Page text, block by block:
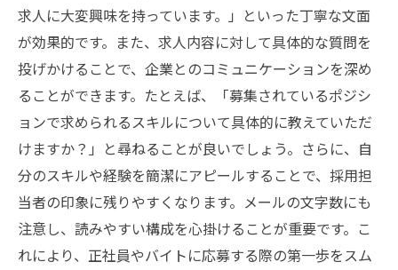
求人に大変興味を持っています。」といった丁寧な文面
が効果的です。また、求人内容に対して具体的な質問を
投げかけることで、企業とのコミュニケーションを深め
ることができます。たとえば、「募集されているポジシ
ョンで求められるスキルについて具体的に教えていただ
けますか？」と尋ねることが良いでしょう。さらに、自
分のスキルや経験を簡潔にアピールすることで、採用担
当者の印象に残りやすくなります。メールの文字数にも
注意し、読みやすい構成を心掛けることが重要です。こ
れにより、正社員やバイトに応募する際の第一歩をスム